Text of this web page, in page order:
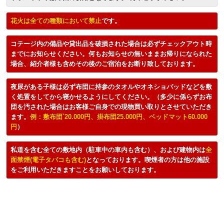
花火は全ての種類において禁止です。
コテージ内の備品や貸出品を破損された場合は必ずチェックアウト時
までにお知らせください。何もお知らせの無いままお帰りになられた
場合、紹介者様も含めその後のご宿泊をお断り致しております。
夜尿がある子様は必ず布団に持参のタオルやオネショパッドなどを敷
く処置をしてから寝かせるようにしてください。（多少に係らずお布
団を汚された場合はお客様ご自身での現物買い取りとさせていただき
ます。例：敷布団`20.000円、掛布団25.000円、ベッドマット60.000
円 ）
私道を含む全ての敷地内（駐車中の車内も含む）、および建物内は全
面禁煙(電子タバコも含む)となっております。喫煙者の方は他の施設
をご利用いただきますことをお願いしております。